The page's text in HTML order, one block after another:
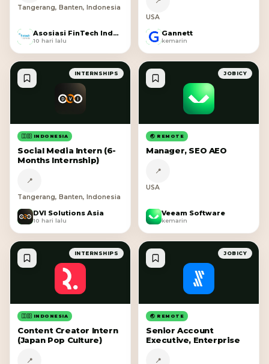
Tangerang, Banten, Indonesia
A Asosiasi FinTech Indonesia
10 hari lalu
USA
G Gannett
kemarin
INTERNSHIPS
🇮🇩 INDONESIA
Social Media Intern (6-
Months Internship)
📍
Tangerang, Banten, Indonesia
D DVI Solutions Asia
10 hari lalu
JOBICY
🌏 REMOTE
Manager, SEO AEO
📍
USA
V Veeam Software
kemarin
INTERNSHIPS
🇮🇩 INDONESIA
Content Creator Intern
(Japan Pop Culture)
📍
JOBICY
🌏 REMOTE
Senior Account
Executive, Enterprise
📍